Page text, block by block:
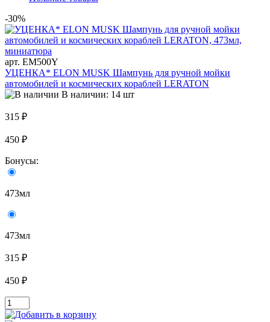
-30%
арт. EM500Y
УЦЕНКА* ELON MUSK Шампунь для ручной мойки
автомобилей и космических кораблей LERATON
В наличии: 14 шт
315 ₽
450 ₽
Бонусы:
473мл
473мл
315 ₽
450 ₽